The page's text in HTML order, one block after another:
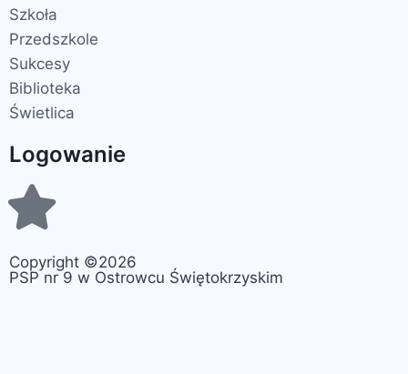
Szkoła
Przedszkole
Sukcesy
Biblioteka
Świetlica
Logowanie
Copyright ©2026
PSP nr 9 w Ostrowcu Świętokrzyskim